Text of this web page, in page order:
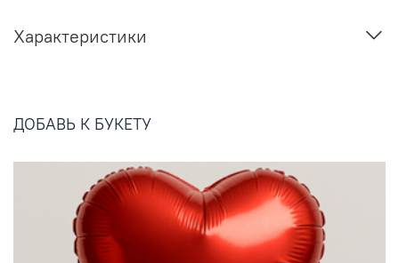
Характеристики
ДОБАВЬ К БУКЕТУ